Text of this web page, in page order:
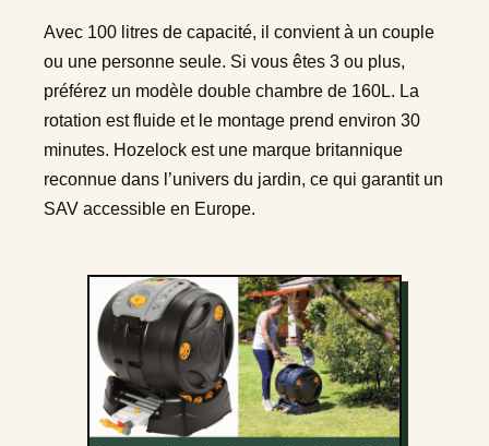
Avec 100 litres de capacité, il convient à un couple
ou une personne seule. Si vous êtes 3 ou plus,
préférez un modèle double chambre de 160L. La
rotation est fluide et le montage prend environ 30
minutes. Hozelock est une marque britannique
reconnue dans l’univers du jardin, ce qui garantit un
SAV accessible en Europe.